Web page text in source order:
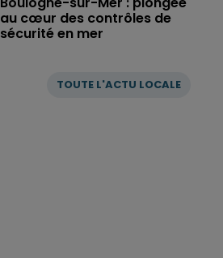
TOUTE L'ACTU LOCALE
au cœur des contrôles de
sécurité en mer